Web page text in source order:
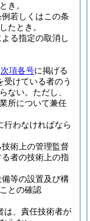
き。
若しくはこの条
たとき。
る指定の取消し
次項各号に掲げる
受けている者のう
ない。 ただし、
所について兼任
行わなければなら
術上の管理監督
者の技術上の指
等の設置及び構
との確認
は、責任技術者が